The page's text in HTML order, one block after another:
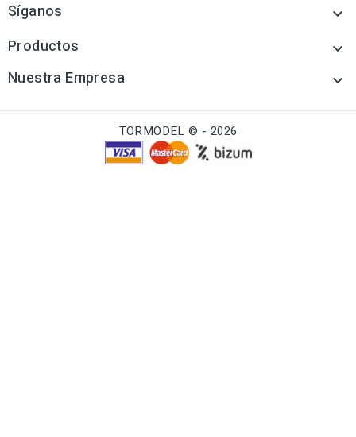
Síganos 
Productos 
Nuestra Empresa 
TORMODEL © - 2026